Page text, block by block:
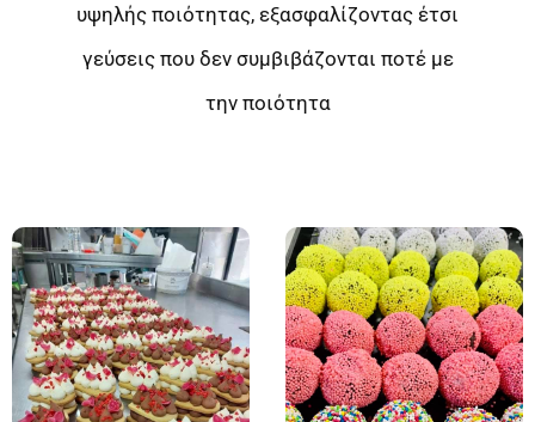
υψηλής ποιότητας, εξασφαλίζοντας έτσι
γεύσεις που δεν συμβιβάζονται ποτέ με
την ποιότητα